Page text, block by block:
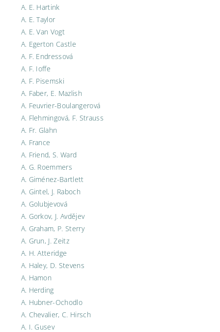
A. E. Hartink
A. E. Taylor
A. E. Van Vogt
A. Egerton Castle
A. F. Endressová
A. F. Ioffe
A. F. Pisemski
A. Faber, E. Mazlish
A. Feuvrier-Boulangerová
A. Flehmingová, F. Strauss
A. Fr. Glahn
A. France
A. Friend, S. Ward
A. G. Roemmers
A. Giménez-Bartlett
A. Gintel, J. Raboch
A. Golubjevová
A. Gorkov, J. Avdějev
A. Graham, P. Sterry
A. Grun, J. Zeitz
A. H. Atteridge
A. Haley, D. Stevens
A. Hamon
A. Herding
A. Hubner-Ochodlo
A. Chevalier, C. Hirsch
A. I. Gusev